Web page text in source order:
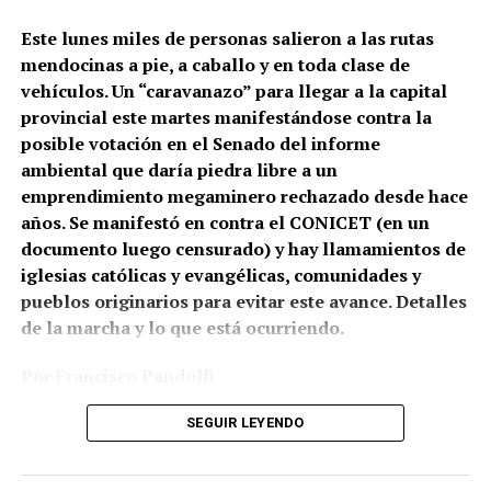
Correpi (la Coordinadora contra la represión policial e
institucional), afirmó: “Juan Gabriel recibió un impacto
directo al cuerpo. No sabemos todavía qué tipo de
cartuchería utilizaron, pero a corta distancia y directo a
zonas vitales como tórax y abdomen, un disparo de
escopeta es letal, tanto con cartuchos antitumulto (con
postas de goma) o todo propósito (con postas de
plomo). Hasta un cartucho de estruendo (sin munición)
puede herir o matar a corta distancia. Por eso los
protocolos de uso de armas largas prohíben
terminantemente disparar directamente al cuerpo con
Este lunes miles de personas salieron a las rutas
mendocinas a pie, a caballo y en toda clase de
vehículos. Un “caravanazo” para llegar a la capital
provincial este martes manifestándose contra la
posible votación en el Senado del informe
ambiental que daría piedra libre a un
emprendimiento megaminero rechazado desde hace
años. Se manifestó en contra el CONICET (en un
documento luego censurado) y hay llamamientos de
iglesias católicas y evangélicas, comunidades y
pueblos originarios para evitar este avance. Detalles
de la marcha y lo que está ocurriendo.
Fotos: Archivo por el Agua de Mendoza
El pueblo de Mendoza empezó este lunes la “Nueva
SEGUIR LEYENDO